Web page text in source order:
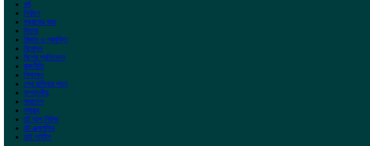
ধর্ম
নির্বাচন
প্রবাসের খবর
ফিচার
বিজ্ঞান ও প্রযুক্তি
বিনোদন
বিশেষ প্রতিবেদন
রাজনীতি
শিক্ষাঙ্গন
শেখ হাসিনার পতন
সম্পাদকীয়
সারাদেশ
স্বাস্থ্য
হট আপ নিউজ
হট এক্সলুসিভ
হাই লাইটস